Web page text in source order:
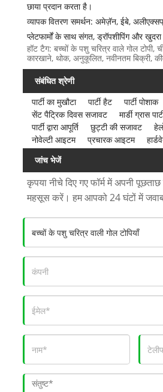
छाया प्रदान करता है।
व्यापक वितरण समर्थन: अमेज़ॅन, ईबे,
प्लेटफार्मों के साथ संगत, ड्रॉपशीपिंग और
हॉट टैग: बच्चों के पशु चरित्र वाले गोल टोपी,
कारखाने, थोक, अनुकूलित, नवीनतम बिक्री,
संबंधित श्रेणी
पार्टी का मुखौटा
पार्टी हैट
पार्टी पोशाक
सेंट पैट्रिक दिवस सजावट
मार्डी ग्रास
पार्टी द्वारा आपूर्ति
छुट्टी की सजावट
नोवेल्टी आइटम
प्रचारक आइटम
जांच भेजें
कृपया नीचे दिए गए फॉर्म में अपनी
महसूस करें। हम आपको 24 घंटों में